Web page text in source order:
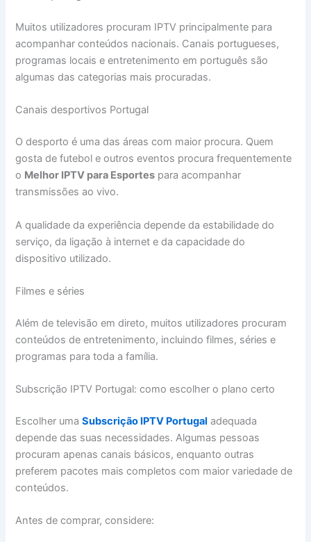
Muitos utilizadores procuram IPTV principalmente para
acompanhar conteúdos nacionais. Canais portugueses,
programas locais e entretenimento em português são
algumas das categorias mais procuradas.
Canais desportivos Portugal
O desporto é uma das áreas com maior procura. Quem
gosta de futebol e outros eventos procura frequentemente
o Melhor IPTV para Esportes para acompanhar
transmissões ao vivo.
A qualidade da experiência depende da estabilidade do
serviço, da ligação à internet e da capacidade do
dispositivo utilizado.
Filmes e séries
Além de televisão em direto, muitos utilizadores procuram
conteúdos de entretenimento, incluindo filmes, séries e
programas para toda a família.
Subscrição IPTV Portugal: como escolher o plano certo
Escolher umaSubscrição IPTV Portugal adequada
depende das suas necessidades. Algumas pessoas
procuram apenas canais básicos, enquanto outras
preferem pacotes mais completos com maior variedade de
conteúdos.
Antes de comprar, considere: